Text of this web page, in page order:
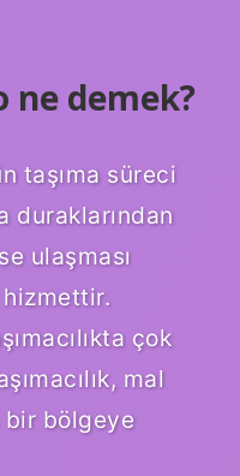
ne demek?
taşıma süreci
duraklarından
ulaşması
çok
mal
bir bölgeye